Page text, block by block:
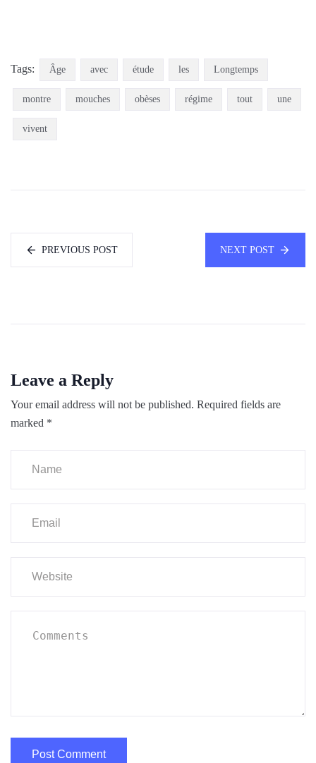
Tags: Âge avec étude les Longtemps
montre mouches obèses régime tout une
vivent
PREVIOUS POST NEXT POST
Leave a Reply
Your email address will not be published. Required fields are
marked *